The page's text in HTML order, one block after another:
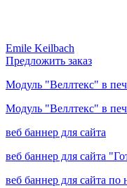
Emile Keilbach
Предложить заказ
Модуль "Веллтекс" в
Модуль "Веллтекс" в
веб баннер для сайта
веб баннер для сайта
веб баннер для сайта